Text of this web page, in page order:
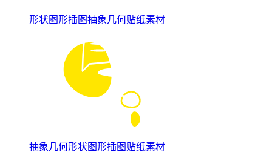
形状图形插图抽象几何贴纸素材
抽象几何形状图形插图贴纸素材